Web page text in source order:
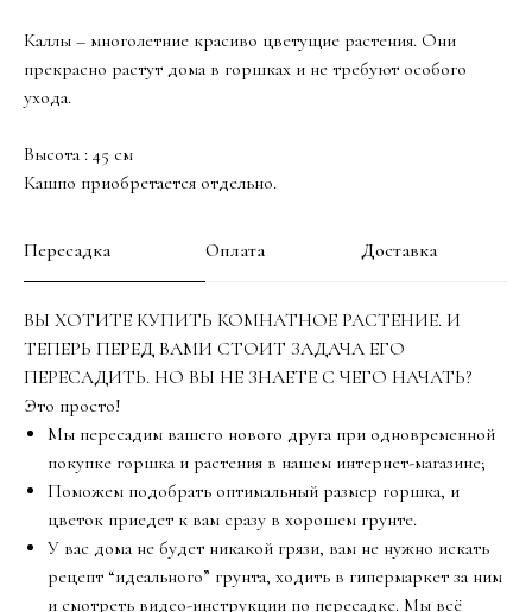
Каллы – многолетние красиво цветущие растения. Они
прекрасно растут дома в горшках и не требуют особого
ухода.
Высота : 45 см
Кашпо приобретается отдельно.
Пересадка Оплата Доставка
ВЫ ХОТИТЕ КУПИТЬ КОМНАТНОЕ РАСТЕНИЕ. И
ТЕПЕРЬ ПЕРЕД ВАМИ СТОИТ ЗАДАЧА ЕГО
ПЕРЕСАДИТЬ. НО ВЫ НЕ ЗНАЕТЕ С ЧЕГО НАЧАТЬ?
Это просто!
Мы пересадим вашего нового друга при одновременной
покупке горшка и растения в нашем интернет-магазине;
Поможем подобрать оптимальный размер горшка, и
цветок приедет к вам сразу в хорошем грунте.
У вас дома не будет никакой грязи, вам не нужно искать
рецепт “идеального” грунта, ходить в гипермаркет за ним
и смотреть видео-инструкции по пересадке. Мы всё